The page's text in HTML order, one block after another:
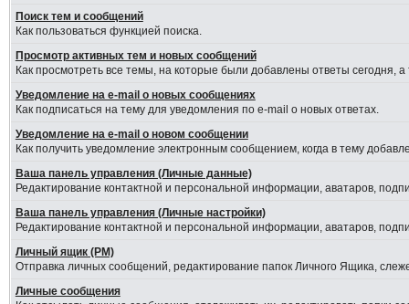
Поиск тем и сообщений
Как пользоваться функцией поиска.
Просмотр активных тем и новых сообщений
Как просмотреть все темы, на которые были добавлены ответы сегодня,
Уведомление на e-mail о новых сообщениях
Как подписаться на тему для уведомления по e-mail о новых ответах.
Уведомление на е-mail о новом сообщении
Как получить уведомление электронным сообщением, когда в тему
Ваша панель управления (Личные данные)
Редактирование контактной и персональной информации, аватаров,
Ваша панель управления (Личные настройки)
Редактирование контактной и персональной информации, аватаров,
Личный ящик (PM)
Отправка личных сообщений, редактирование папок Личного Ящика,
Личные сообщения